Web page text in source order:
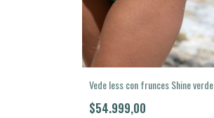
Vede less con frunces Shine verde
$54.999,00